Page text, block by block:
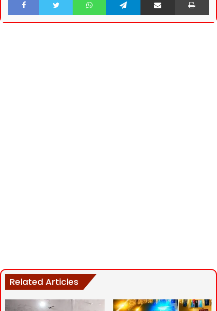
Related Articles